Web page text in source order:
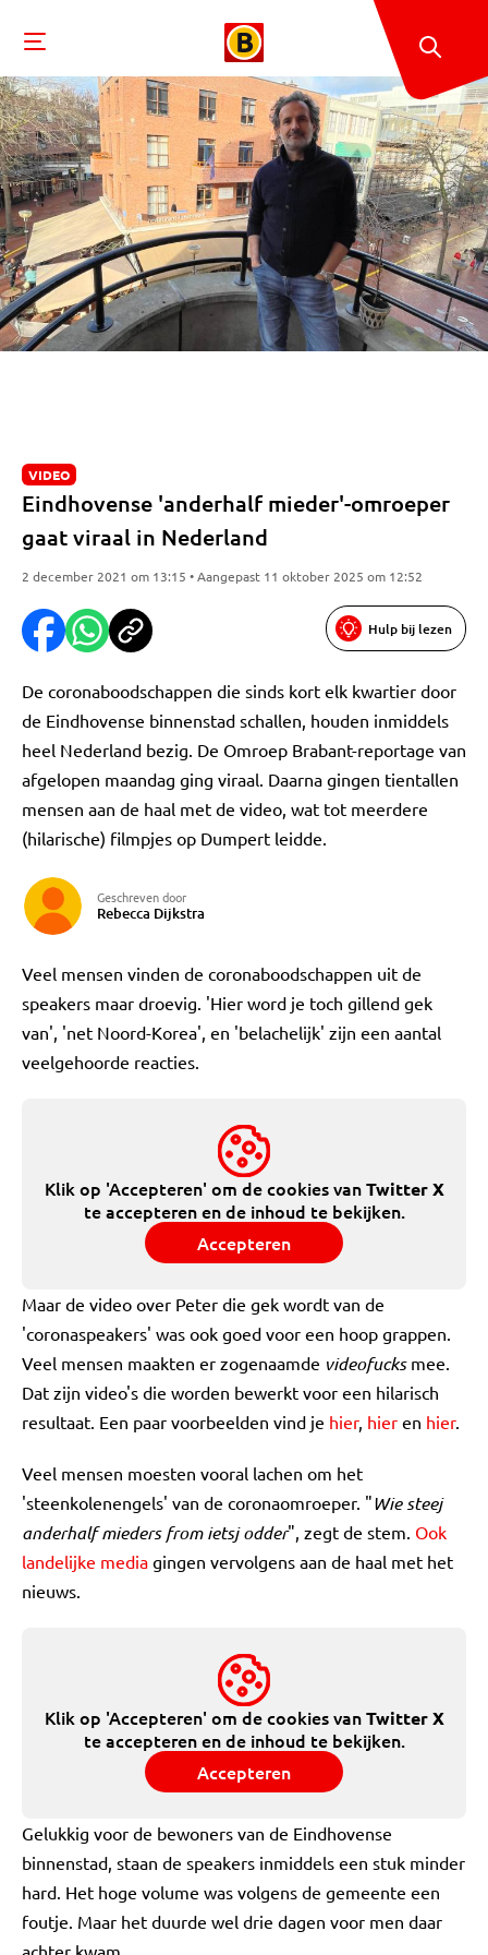
VIDEO
Eindhovense 'anderhalf mieder'-omroeper
gaat viraal in Nederland
2 december 2021 om 13:15 • Aangepast 11 oktober 2025 om 12:52
Hulp bij lezen
De coronaboodschappen die sinds kort elk kwartier door
de Eindhovense binnenstad schallen, houden inmiddels
heel Nederland bezig. De Omroep Brabant-reportage van
afgelopen maandag ging viraal. Daarna gingen tientallen
mensen aan de haal met de video, wat tot meerdere
(hilarische) filmpjes op Dumpert leidde.
Geschreven door
Rebecca Dijkstra
Veel mensen vinden de coronaboodschappen uit de
speakers maar droevig. 'Hier word je toch gillend gek
van', 'net Noord-Korea', en 'belachelijk' zijn een aantal
veelgehoorde reacties.
Klik op 'Accepteren' om de cookies vanTwitter X
te accepteren en de inhoud te bekijken.
Accepteren
Maar de video over Peter die gek wordt van de
'coronaspeakers' was ook goed voor een hoop grappen.
Veel mensen maakten er zogenaamde videofucks mee.
Dat zijn video's die worden bewerkt voor een hilarisch
resultaat. Een paar voorbeelden vind je hier, hier en hier.
Veel mensen moesten vooral lachen om het
'steenkolenengels' van de coronaomroeper. "Wie steej
anderhalf mieders from ietsj odder", zegt de stem. Ook
landelijke media gingen vervolgens aan de haal met het
nieuws.
Klik op 'Accepteren' om de cookies vanTwitter X
te accepteren en de inhoud te bekijken.
Accepteren
Gelukkig voor de bewoners van de Eindhovense
binnenstad, staan de speakers inmiddels een stuk minder
hard. Het hoge volume was volgens de gemeente een
foutje. Maar het duurde wel drie dagen voor men daar
achter kwam.